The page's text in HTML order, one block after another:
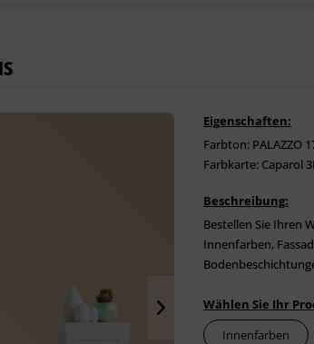
Eigenschaften:
Farbton: PALAZZO
Farbkarte: Caparol
Beschreibung:
Bestellen Sie Ihren
Innenfarben,
Wählen Sie Ihr
Innenfarben